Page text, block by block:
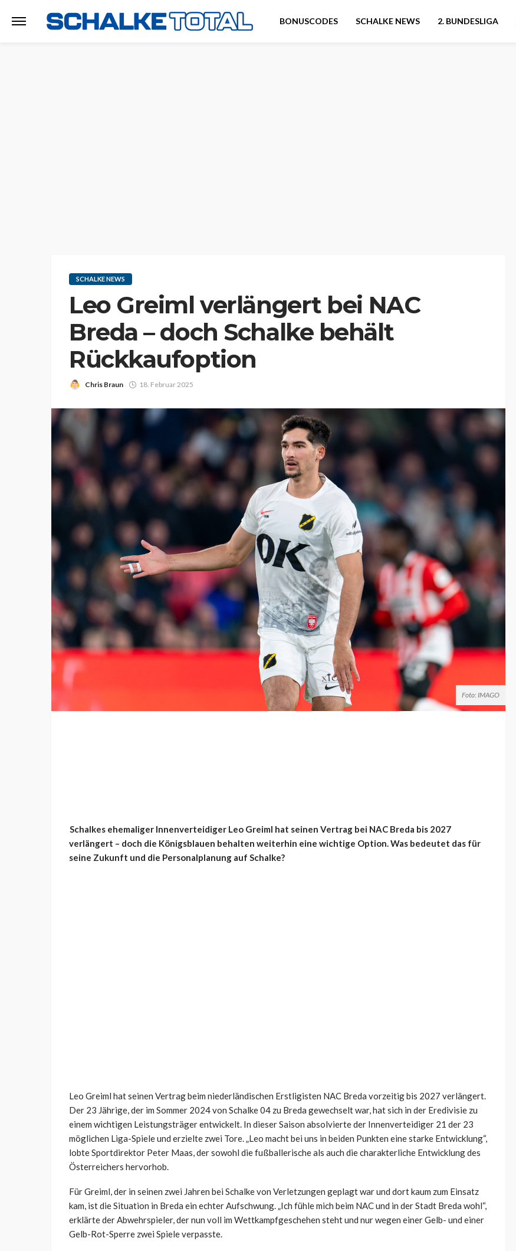
BONUSCODES SCHALKE NEWS 2. BUNDESLIGA
SCHALKE NEWS
Leo Greiml verlängert bei NAC
Breda – doch Schalke behält
Rückkaufoption
Chris Braun 18. Februar 2025
Foto: IMAGO
Schalkes ehemaliger Innenverteidiger Leo Greiml hat seinen Vertrag bei NAC Breda bis 2027
verlängert – doch die Königsblauen behalten weiterhin eine wichtige Option. Was bedeutet das für
seine Zukunft und die Personalplanung auf Schalke?
Leo Greiml hat seinen Vertrag beim niederländischen Erstligisten NAC Breda vorzeitig bis 2027 verlängert.
Der 23 Jährige, der im Sommer 2024 von Schalke 04 zu Breda gewechselt war, hat sich in der Eredivisie zu
einem wichtigen Leistungsträger entwickelt. In dieser Saison absolvierte der Innenverteidiger 21 der 23
möglichen Liga-Spiele und erzielte zwei Tore. „Leo macht bei uns in beiden Punkten eine starke Entwicklung“,
lobte Sportdirektor Peter Maas, der sowohl die fußballerische als auch die charakterliche Entwicklung des
Österreichers hervorhob.
Für Greiml, der in seinen zwei Jahren bei Schalke von Verletzungen geplagt war und dort kaum zum Einsatz
kam, ist die Situation in Breda ein echter Aufschwung. „Ich fühle mich beim NAC und in der Stadt Breda wohl“,
erklärte der Abwehrspieler, der nun voll im Wettkampfgeschehen steht und nur wegen einer Gelb- und einer
Gelb-Rot-Sperre zwei Spiele verpasste.